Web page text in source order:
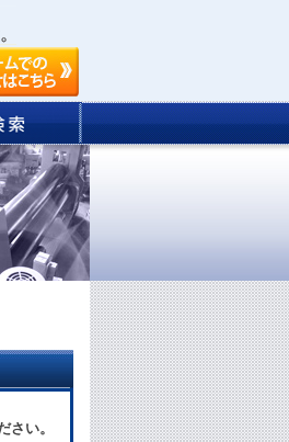
さい。